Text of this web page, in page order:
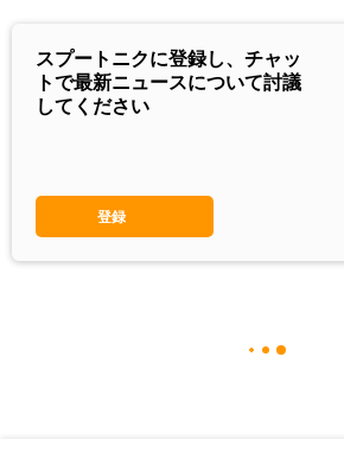
スプートニクに登録し、チャッ
トで最新ニュースについて討議
してください
登録